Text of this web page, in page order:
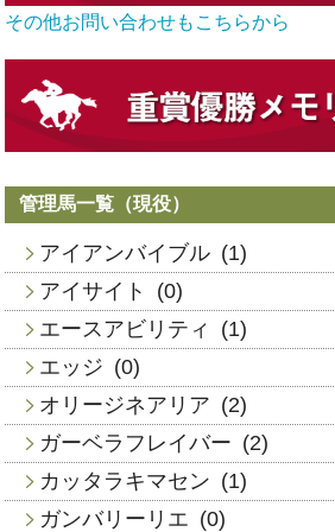
その他お問い合わせもこちらから
管理馬一覧（現役）
アイアンバイブル (1)
アイサイト
(0)
エースアビリティ
(1)
エッジ (0)
オリージネアリア (2)
ガーベラフレイバー (2)
カッタラキマセン (1)
ガンバリーリエ (0)